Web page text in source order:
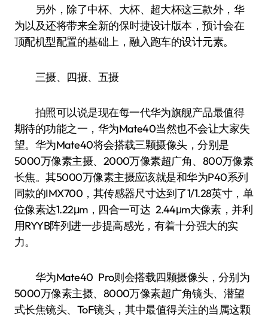
另外，除了中杯、大杯、超大杯这三款外，华
为以及还将带来全新的保时捷设计版本，预计会在
顶配机型配置的基础上，融入跑车的设计元素。
三摄、四摄、五摄
拍照可以说是现在每一代华为旗舰产品最值得
期待的功能之一，华为Mate40当然也不会让大家失
望。华为Mate40将会搭载三颗摄像头，分别是
5000万像素主摄、2000万像素超广角、800万像素
长焦。其5000万像素主摄应该就是和华为P40系列
同款的IMX700，其传感器尺寸达到了1/1.28英寸，单
位像素达1.22μm，四合一可达 2.44μm大像素，并利
用RYYB阵列进一步提高感光，有着十分强大的实
力。
华为Mate40 Pro则会搭载四颗摄像头，分别为
5000万像素主摄、8000万像素超广角镜头、潜望
式长焦镜头、ToF镜头，其中最值得关注的当属这颗